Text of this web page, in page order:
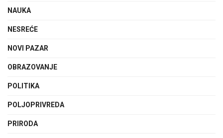
NAUKA
NESREĆE
NOVI PAZAR
OBRAZOVANJE
POLITIKA
POLJOPRIVREDA
PRIRODA